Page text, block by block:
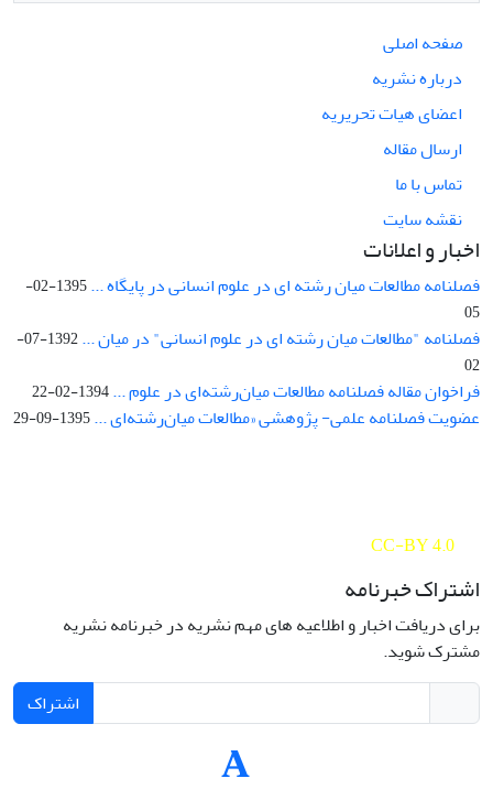
صفحه اصلی
درباره نشریه
اعضای هیات تحریریه
ارسال مقاله
تماس با ما
نقشه سایت
اخبار و اعلانات
فصلنامه مطالعات میان رشته ای در علوم انسانی در پایگاه ...
1395-02-
05
فصلنامه "مطالعات میان رشته ای در علوم انسانی" در میان ...
1392-07-
02
فراخوان مقاله فصلنامه مطالعات میان‌رشته‌ای در علوم ...1394-02-22
عضویت فصلنامه علمی- پژوهشی «مطالعات میان‌رشته‌ای ...1395-09-29
CC-BY 4.0
اشتراک خبرنامه
برای دریافت اخبار و اطلاعیه های مهم نشریه در خبرنامه نشریه
مشترک شوید.
اشتراک